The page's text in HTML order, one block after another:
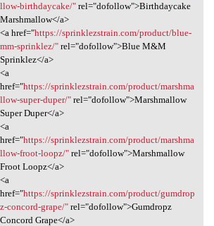
llow-birthdaycake/"rel="dofollow">Birthdaycake
Marshmallow</a>
<a href="https://sprinklezstrain.com/product/blue-
mm-sprinklez/"rel="dofollow">Blue M&M
Sprinklez</a>
<a
href="https://sprinklezstrain.com/product/marshma
llow-super-duper/"rel="dofollow">Marshmallow
Super Duper</a>
<a
href="https://sprinklezstrain.com/product/marshma
llow-froot-loopz/"rel="dofollow">Marshmallow
Froot Loopz</a>
<a
href="https://sprinklezstrain.com/product/gumdrop
z-concord-grape/"rel="dofollow">Gumdropz
Concord Grape</a>